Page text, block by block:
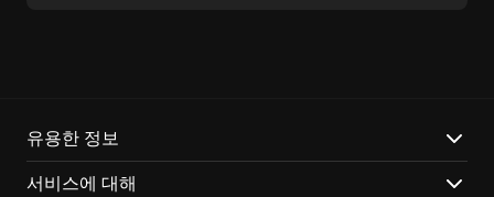
유롭게 게임에 참여하고 획득한 아이템과 무기를 그대로
사용할 수 있습니다. 무기, 방패, 테마 아이템 등 다채로운
수집품으로 개성 넘치는 캐릭터를 마음껏 꾸며보세요. 오
유용한 정보
서비스에 대해